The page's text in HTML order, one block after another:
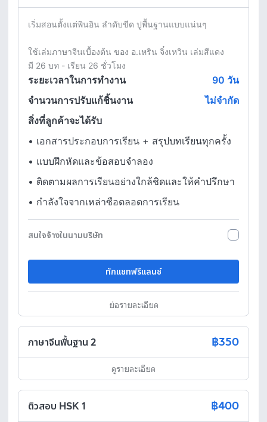
เริ่มสอนตั้งแต่พินอิน ลำดับขีด ปูพื้นฐานแบบแน่นๆ
ใช้เล่มภาษาจีนเบื้องต้น ของ อ.เหริน จิ๋งเหวิน เล่มสีแดง
ระยะเวลาในการทำงาน 90 วัน
จำนวนการปรับแก้ชิ้นงาน
ไม่จำกัด
สิ่งที่ลูกค้าจะได้รับ
• เอกสารประกอบการเรียน + สรุปบทเรียนทุกครั้ง
• แบบฝึกหัดและข้อสอบจำลอง
• ติดตามผลการเรียนอย่างใกล้ชิดและให้คำปรึกษา
• กำลังใจจากเหล่าซือตลอดการเรียน
สนใจจ้างในนามบริษัท
ทักแชทฟรีแลนซ์
ย่อรายละเอียด
ภาษาจีนพื้นฐาน 2 ฿350
ดูรายละเอียด
ติวสอบ HSK 1 ฿400